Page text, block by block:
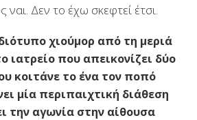
ναι. Δεν το έχω σκεφτεί έτσι.
χιούμορ από τη μεριά
ιατρείο που απεικονίζει δύο
κοιτάνε το ένα τον ποπό
μία περιπαιχτική διάθεση
την αγωνία στην αίθουσα